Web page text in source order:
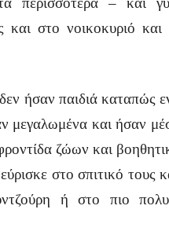
και στο νοικοκυριό
ήσαν παιδιά καταπώς
μεγαλωμένα και ήσαν
ζώων και
στο σπιτικό τους
ή στο πιο